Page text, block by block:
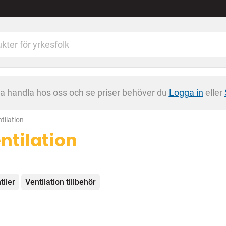
handla hos oss och se priser behöver du Logga in eller
Ventilation tillbehör